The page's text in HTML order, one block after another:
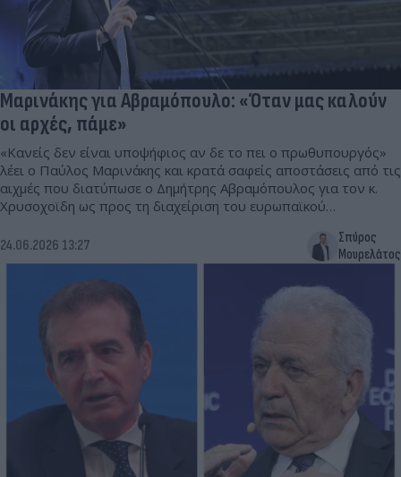
Μαρινάκης για Αβραμόπουλο: «Όταν μας καλούν
οι αρχές, πάμε»
«Κανείς δεν είναι υποψήφιος αν δε το πει ο πρωθυπουργός»
λέει ο Παύλος Μαρινάκης και κρατά σαφείς αποστάσεις από τις
αιχμές που διατύπωσε ο Δημήτρης Αβραμόπουλος για τον κ.
Χρυσοχοϊδη ως προς τη διαχείριση του ευρωπαϊκού
24.06.2026 13:27
Σπύρος
Μουρελάτος